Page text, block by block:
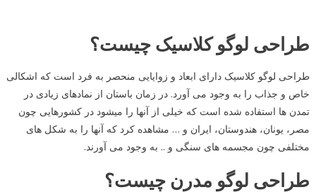
طراحی لوگو کلاسیک چیست؟
طراحی لوگو کلاسیک دارای ابعاد و زوایایی منحصر به فرد است که اشکالی
خاص و جذاب را به وجود می آورد. در زمان باستان از نمادهای زیادی در
تمدن ها استفاده شده است که خیلی از آنها را میشود در کشورهایی چون
مصر، یونان، هندوستان، ایران و … مشاهده کرد که آنها را به شکل های
مختلفی چون مجسمه های سنگی و .. به وجود می آورند.
طراحی لوگو مدرن چیست؟